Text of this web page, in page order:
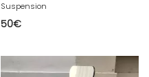
Suspension
50€